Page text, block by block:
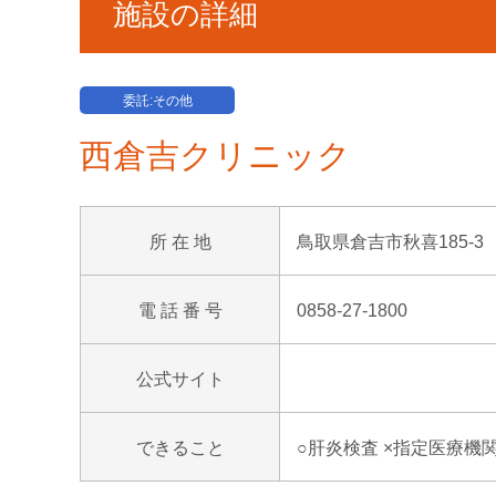
施設の詳細
委託:その他
西倉吉クリニック
所 在 地 鳥取県倉吉市秋喜185-3
電 話 番 号 0858-27-1800
公式サイト
できること ○肝炎検査 ×指定医療機